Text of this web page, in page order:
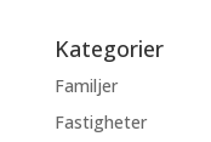
Kategorier
Familjer
Fastigheter